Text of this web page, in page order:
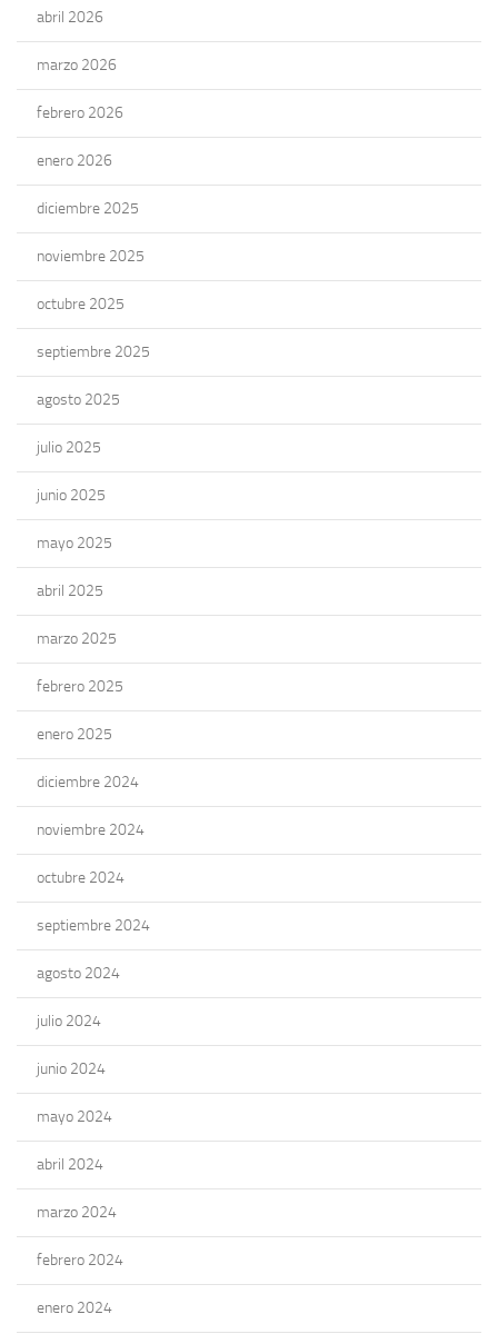
abril 2026
marzo 2026
febrero 2026
enero 2026
diciembre 2025
noviembre 2025
octubre 2025
septiembre 2025
agosto 2025
julio 2025
junio 2025
mayo 2025
abril 2025
marzo 2025
febrero 2025
enero 2025
diciembre 2024
noviembre 2024
octubre 2024
septiembre 2024
agosto 2024
julio 2024
junio 2024
mayo 2024
abril 2024
marzo 2024
febrero 2024
enero 2024